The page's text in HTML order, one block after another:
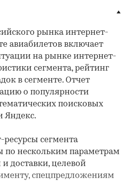
рынка интернет-
авиабилетов включает
на рынке интернет-
сегмента, рейтинг
в сегменте. Отчет
о популярности
поисковых
Яндекс.
сегмента
по нескольким параметрам
доставки, целевой
спецпредложениям